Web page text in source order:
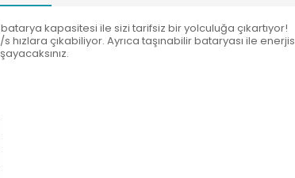
kapasitesi ile sizi tarifsiz bir yolculuğa çıkartıyor!
çıkabiliyor. Ayrıca taşınabilir bataryası ile